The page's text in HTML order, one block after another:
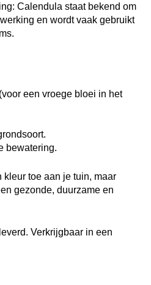
Calendula staat bekend om
en wordt vaak gebruikt
een vroege bloei in het
bewatering.
toe aan je tuin, maar
gezonde, duurzame en
Verkrijgbaar in een